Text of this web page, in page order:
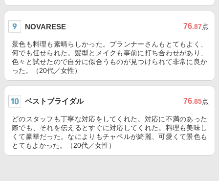
NOVARESE 76.87点
景色も料理も素晴らしかった。プランナーさんもとてもよく、
何でも任せられた。髪型とメイクも事前に打ち合わせがあり、
色々と試せたので自分に似合うものが見つけられて非常に良か
った。（20代／女性）
ベストブライダル 76.85点
どのスタッフも丁寧な対応をしてくれた。対応に不満のあった
際でも、それを伝えるとすぐに対応してくれた。料理も美味し
くて豪華だった。なによりもチャペルが綺麗、可愛くて景色も
とてもよかった。（20代／女性）